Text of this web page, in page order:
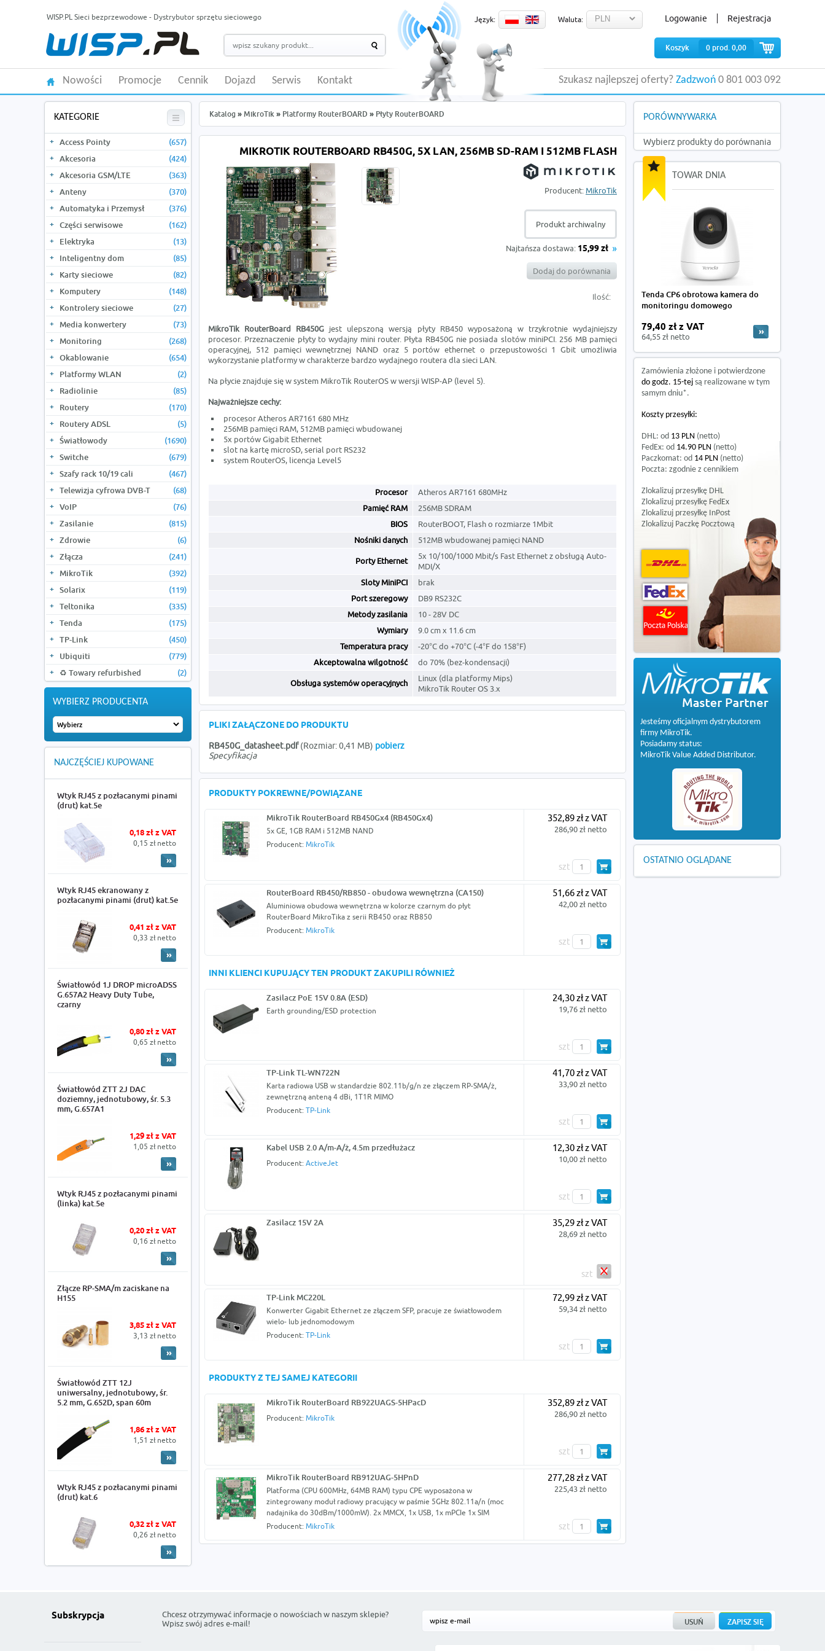
WISP.PL Sieci bezprzewodowe - Dystrybutor sprzętu sieciowego Język: Waluta: Logowanie Rejestracja
Koszyk 0 prod. 0,00
Szukasz najlepszej oferty? Zadzwoń 0 801 003 092
Nowości Promocje Cennik Dojazd Serwis Kontakt
KATEGORIE
Access Pointy
(657)
Akcesoria
(424)
Akcesoria GSM/LTE
(363)
Anteny
(370)
Automatyka i Przemysł
(376)
Części serwisowe
(162)
Elektryka
(13)
Inteligentny dom
(85)
Karty sieciowe
(82)
Komputery
(148)
Kontrolery sieciowe
(27)
Media konwertery
(73)
Monitoring
(268)
Okablowanie
(654)
Platformy WLAN
(2)
Radiolinie
(85)
Routery
(170)
Routery ADSL
(5)
Światłowody
(1690)
Switche
(679)
Szafy rack 10/19 cali
(467)
Telewizja cyfrowa DVB-T
(68)
VoIP
(76)
Zasilanie
(815)
Zdrowie
(6)
Złącza
(241)
MikroTik
(392)
Solarix
(119)
Teltonika
(335)
Tenda
(175)
TP-Link
(450)
Ubiquiti
(779)
♻️ Towary refurbished
(2)
WYBIERZ PRODUCENTA
NAJCZĘŚCIEJ KUPOWANE
Wtyk RJ45 z pozłacanymi pinami
(drut) kat.5e
0,18 zł z VAT
0,15 zł netto
Wtyk RJ45 ekranowany z
pozłacanymi pinami (drut) kat.5e
0,41 zł z VAT
0,33 zł netto
Światłowód 1J DROP microADSS
G.657A2 Heavy Duty Tube,
czarny
0,80 zł z VAT
0,65 zł netto
Światłowód ZTT 2J DAC
doziemny, jednotubowy, śr. 5.3
mm, G.657A1
1,29 zł z VAT
1,05 zł netto
Wtyk RJ45 z pozłacanymi pinami
(linka) kat.5e
0,20 zł z VAT
0,16 zł netto
Złącze RP-SMA/m zaciskane na
H155
3,85 zł z VAT
3,13 zł netto
Światłowód ZTT 12J
uniwersalny, jednotubowy, śr.
5.2 mm, G.652D, span 60m
1,86 zł z VAT
1,51 zł netto
Wtyk RJ45 z pozłacanymi pinami
(drut) kat.6
0,32 zł z VAT
0,26 zł netto
Katalog » MikroTik » Platformy RouterBOARD » Płyty RouterBOARD
MIKROTIK ROUTERBOARD RB450G, 5X LAN, 256MB SD-RAM I 512MB FLASH
Producent: MikroTik
Produkt archiwalny
Najtańsza dostawa: 15,99 zł
Dodaj do porównania
Ilość:
MikroTik RouterBoard RB450G jest ulepszoną wersją płyty RB450 wyposażoną w trzykrotnie wydajniejszy
procesor. Przeznaczenie płyty to wydajny mini router. Płyta RB450G nie posiada slotów miniPCI. 256 MB pamięci
operacyjnej, 512 pamięci wewnętrznej NAND oraz 5 portów ethernet o przepustowości 1 Gbit umożliwia
wykorzystanie platformy w charakterze bardzo wydajnego routera dla sieci LAN.
Na płycie znajduje się w system MikroTik RouterOS w wersji WISP-AP (level 5).
Najważniejsze cechy:
procesor Atheros AR7161 680 MHz
256MB pamięci RAM, 512MB pamięci wbudowanej
5x portów Gigabit Ethernet
slot na kartę microSD, serial port RS232
system RouterOS, licencja Level5
Procesor
Atheros AR7161 680MHz
Pamięć RAM
256MB SDRAM
BIOS
RouterBOOT, Flash o rozmiarze 1Mbit
Nośniki danych
512MB wbudowanej pamięci NAND
Porty Ethernet
5x 10/100/1000 Mbit/s Fast Ethernet z obsługą Auto-
MDI/X
Sloty MiniPCI
brak
Port szeregowy
DB9 RS232C
Metody zasilania
10 - 28V DC
Wymiary
9.0 cm x 11.6 cm
Temperatura pracy
-20°C do +70°C (-4°F do 158°F)
Akceptowalna wilgotność
do 70% (bez-kondensacji)
Obsługa systemów operacyjnych
Linux (dla platformy Mips)
MikroTik Router OS 3.x
PLIKI ZAŁĄCZONE DO PRODUKTU
RB450G_datasheet.pdf(Rozmiar: 0,41 MB) pobierz
Specyfikacja
PRODUKTY POKREWNE/POWIĄZANE
MikroTik RouterBoard RB450Gx4 (RB450Gx4)
5x GE, 1GB RAM i 512MB NAND
Producent: MikroTik
352,89 zł z VAT
286,90 zł netto
szt
RouterBoard RB450/RB850 - obudowa wewnętrzna (CA150)
Aluminiowa obudowa wewnętrzna w kolorze czarnym do płyt
RouterBoard MikroTika z serii RB450 oraz RB850
Producent: MikroTik
51,66 zł z VAT
42,00 zł netto
szt
INNI KLIENCI KUPUJĄCY TEN PRODUKT ZAKUPILI RÓWNIEŻ
Zasilacz PoE 15V 0.8A (ESD)
Earth grounding/ESD protection
24,30 zł z VAT
19,76 zł netto
szt
TP-Link TL-WN722N
Karta radiowa USB w standardzie 802.11b/g/n ze złączem RP-SMA/ż,
zewnętrzną anteną 4 dBi, 1T1R MIMO
Producent: TP-Link
41,70 zł z VAT
33,90 zł netto
szt
Kabel USB 2.0 A/m-A/ż, 4.5m przedłużacz
Producent: ActiveJet
12,30 zł z VAT
10,00 zł netto
szt
Zasilacz 15V 2A 35,29 zł z VAT
28,69 zł netto
szt
TP-Link MC220L
Konwerter Gigabit Ethernet ze złączem SFP, pracuje ze światłowodem
wielo- lub jednomodowym
Producent: TP-Link
72,99 zł z VAT
59,34 zł netto
szt
PRODUKTY Z TEJ SAMEJ KATEGORII
MikroTik RouterBoard RB922UAGS-5HPacD
Producent: MikroTik
352,89 zł z VAT
286,90 zł netto
szt
MikroTik RouterBoard RB912UAG-5HPnD
Platforma (CPU 600MHz, 64MB RAM) typu CPE wyposażona w
zintegrowany moduł radiowy pracujący w paśmie 5GHz 802.11a/n (moc
nadajnika do 30dBm/1000mW). 2x MMCX, 1x USB, 1x mPCIe 1x SIM
Producent: MikroTik
277,28 zł z VAT
225,43 zł netto
szt
PORÓWNYWARKA
Wybierz produkty do porównania
TOWAR DNIA
Tenda CP6 obrotowa kamera do
monitoringu domowego
79,40 zł z VAT
64,55 zł netto
Zamówienia złożone i potwierdzone
do godz. 15-tej są realizowane w tym
samym dniu*.
Koszty przesyłki:
DHL: od 13 PLN (netto)
FedEx: od 14.90 PLN (netto)
Paczkomat: od 14 PLN (netto)
Poczta: zgodnie z cennikiem
Zlokalizuj przesyłkę DHL
Zlokalizuj przesyłkę FedEx
Zlokalizuj przesyłkę InPost
Zlokalizuj Paczkę Pocztową
Jesteśmy oficjalnym dystrybutorem
firmy MikroTik.
Posiadamy status:
MikroTik Value Added Distributor.
OSTATNIO OGLĄDANE
Subskrypcja
Chcesz otrzymywać informacje o nowościach w naszym sklepie?
Wpisz swój adres e-mail!